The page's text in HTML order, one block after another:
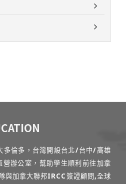
多倫多，台灣開設台北/台中/高雄
辦公室，幫助學生順利前往加拿
與加拿大聯邦IRCC簽證顧問,全球